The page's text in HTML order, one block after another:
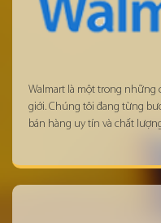
Walmart là một trong những
giới. Chúng tôi đang từng
bán hàng uy tín và chất